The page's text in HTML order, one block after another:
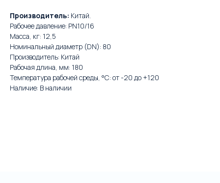
Производитель: Китай.
Рабочее давление: PN10/16
Масса, кг: 12,5
Номинальный диаметр (DN): 80
Производитель: Китай
Рабочая длина, мм: 180
Температура рабочей среды, °С: от -20 до +120
Наличие: В наличии